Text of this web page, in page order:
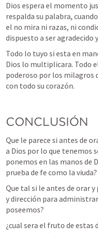
Dios espera el momento
respalda su palabra,
el no mira ni razas, ni
dispuesto a ser agradecido
Todo lo tuyo si esta en
Dios lo multiplicara. Todo
poderoso por los milagros
con todo su corazón.
CONCLUSIÓN
Que le parece si antes de
a Dios por lo que tenemos
ponemos en las manos de
prueba de fe como la viuda?
Que tal si le antes de orar y
y dirección para
poseemos?
¿cual sera el fruto de estas